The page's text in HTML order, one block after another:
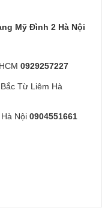
Mỹ Đình 2 Hà Nội
0929257227
Từ Liêm Hà
Nội 0904551661